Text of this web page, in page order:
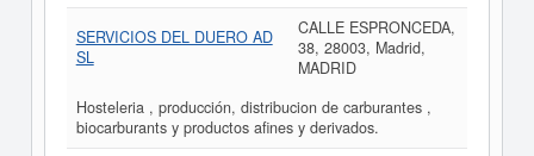
SERVICIOS DEL DUERO AD
SL
CALLE ESPRONCEDA,
38, 28003, Madrid,
MADRID
Hosteleria , producción, distribucion de carburantes ,
biocarburants y productos afines y derivados.